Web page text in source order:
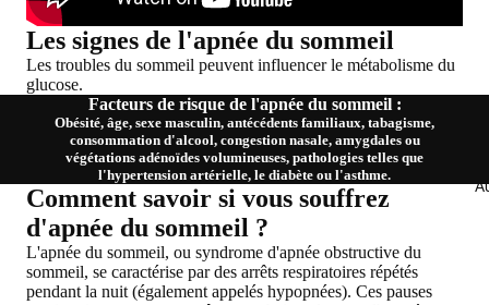
Les signes de l'apnée du sommeil
Les troubles du sommeil peuvent influencer le métabolisme du
glucose.
Facteurs de risque de l'apnée du sommeil :
Obésité, âge, sexe masculin, antécédents familiaux, tabagisme,
consommation d'alcool, congestion nasale, amygdales ou
végétations adénoïdes volumineuses, pathologies telles que
l'hypertension artérielle, le diabète ou l'asthme.
Comment savoir si vous souffrez
d'apnée du sommeil ?
L'apnée du sommeil, ou syndrome d'apnée obstructive du
sommeil, se caractérise pardes arrêts respiratoires répétés
pendant la nuit (également appelés hypopnées). Ces pauses